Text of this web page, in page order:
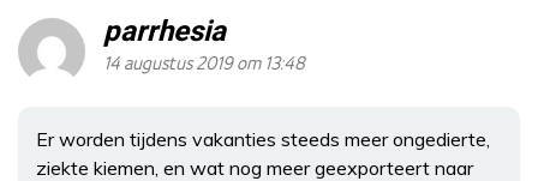
parrhesia
14 augustus 2019 om 13:48
Er worden tijdens vakanties steeds meer ongedierte,
ziekte kiemen, en wat nog meer geexporteert naar